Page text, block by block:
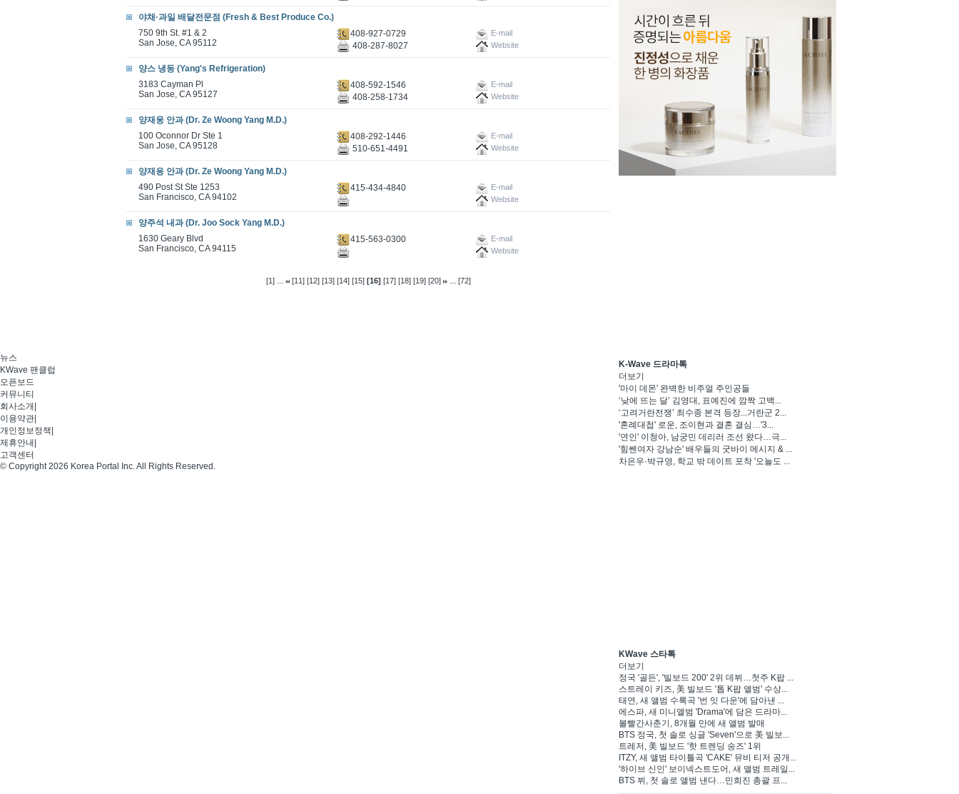
야채·과일 배달전문점 (Fresh & Best Produce Co.)
750 9th St. #1 & 2
San Jose, CA 95112
408-927-0729 E-mail
408-287-8027 Website
양스 냉동 (Yang's Refrigeration)
3183 Cayman Pl
San Jose, CA 95127
408-592-1546 E-mail
408-258-1734 Website
양재웅 안과 (Dr. Ze Woong Yang M.D.)
100 Oconnor Dr Ste 1
San Jose, CA 95128
408-292-1446 E-mail
510-651-4491 Website
양재응 안과 (Dr. Ze Woong Yang M.D.)
490 Post St Ste 1253
San Francisco, CA 94102
415-434-4840
E-mail
Website
양주석 내과 (Dr. Joo Sock Yang M.D.)
1630 Geary Blvd
San Francisco, CA 94115
415-563-0300
E-mail
Website
[1]... [11] [12] [13] [14] [15] [16] [17] [18] [19] [20] ... [72]
K-Wave 드라마톡
더보기
'마이 데몬' 완벽한 비주얼 주인공들
‘낮에 뜨는 달’ 김영대, 표예진에 깜짝 고백...
‘고려거란전쟁’ 최수종 본격 등장...거란군 2...
'혼례대첩' 로운, 조이현과 결혼 결심…'3...
'연인' 이청아, 남궁민 데리러 조선 왔다…극...
'힘쎈여자 강남순' 배우들의 굿바이 메시지 & ...
차은우·박규영, 학교 밖 데이트 포착 '오늘도 ...
KWave 스타톡
더보기
정국 '골든', '빌보드 200' 2위 데뷔…첫주 K팝 ...
스트레이 키즈, 美 빌보드 '톱 K팝 앨범' 수상...
태연, 새 앨범 수록곡 '번 잇 다운'에 담아낸 ...
에스파, 새 미니앨범 'Drama'에 담은 드라마...
볼빨간사춘기, 8개월 만에 새 앨범 발매
BTS 정국, 첫 솔로 싱글 'Seven'으로 美 빌보...
트레저, 美 빌보드 '핫 트렌딩 송즈' 1위
ITZY, 새 앨범 타이틀곡 'CAKE' 뮤비 티저 공개...
'하이브 신인' 보이넥스트도어, 새 앨범 트레일...
BTS 뷔, 첫 솔로 앨범 낸다…민희진 총괄 프...
뉴스
KWave 팬클럽
오픈보드
커뮤니티
회사소개
이용약관
개인정보정책
제휴안내
고객센터
© Copyright 2026 Korea Portal Inc. All Rights Reserved.